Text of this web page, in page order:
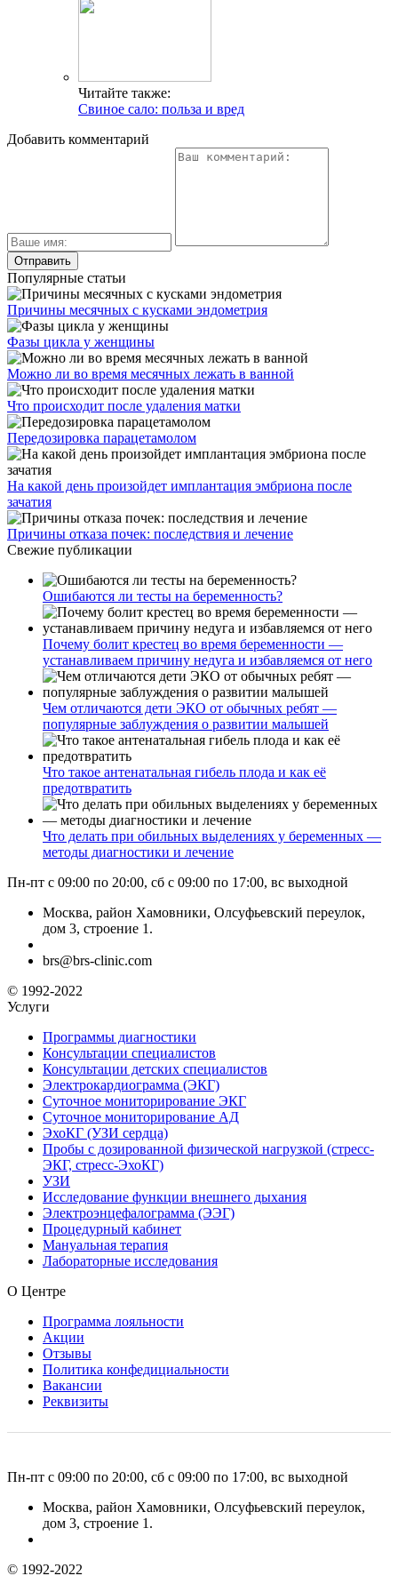
Читайте также:
Свиное сало: польза и вред
Добавить комментарий
Популярные статьи
Причины месячных с кусками эндометрия
Фазы цикла у женщины
Можно ли во время месячных лежать в ванной
Что происходит после удаления матки
Передозировка парацетамолом
На какой день произойдет имплантация эмбриона после
зачатия
Причины отказа почек: последствия и лечение
Свежие публикации
Ошибаются ли тесты на беременность?
Почему болит крестец во время беременности —
устанавливаем причину недуга и избавляемся от него
Чем отличаются дети ЭКО от обычных ребят —
популярные заблуждения о развитии малышей
Что такое антенатальная гибель плода и как её
предотвратить
Что делать при обильных выделениях у беременных —
методы диагностики и лечение
Пн-пт с 09:00 по 20:00, сб с 09:00 по 17:00, вс выходной
Москва, район Хамовники, Олсуфьевский переулок,
дом 3, строение 1.
brs@brs-clinic.com
© 1992-2022
Услуги
Программы диагностики
Консультации специалистов
Консультации детских специалистов
Электрокардиограмма (ЭКГ)
Суточное мониторирование ЭКГ
Суточное мониторирование АД
ЭхоКГ (УЗИ сердца)
Пробы с дозированной физической нагрузкой (стресс-
ЭКГ, стресс-ЭхоКГ)
УЗИ
Исследование функции внешнего дыхания
Электроэнцефалограмма (ЭЭГ)
Процедурный кабинет
Мануальная терапия
Лабораторные исследования
О Центре
Программа лояльности
Акции
Отзывы
Политика конфедициальности
Вакансии
Реквизиты
Пн-пт с 09:00 по 20:00, сб с 09:00 по 17:00, вс выходной
Москва, район Хамовники, Олсуфьевский переулок,
дом 3, строение 1.
© 1992-2022